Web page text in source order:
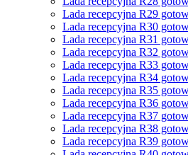
Lada recepcyjna R29
Lada recepcyjna R30
Lada recepcyjna R31
Lada recepcyjna R32
Lada recepcyjna R33
Lada recepcyjna R34
Lada recepcyjna R35
Lada recepcyjna R36
Lada recepcyjna R37
Lada recepcyjna R38
Lada recepcyjna R39